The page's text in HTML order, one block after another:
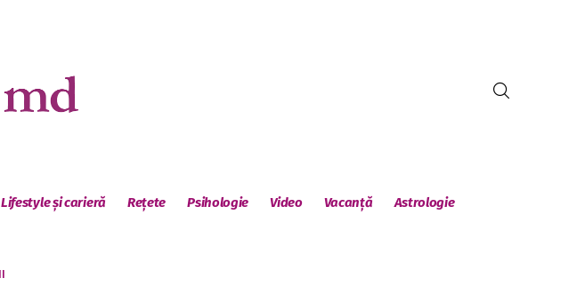
Lifestyle și carieră Rețete Psihologie Video Vacanță Astrologie